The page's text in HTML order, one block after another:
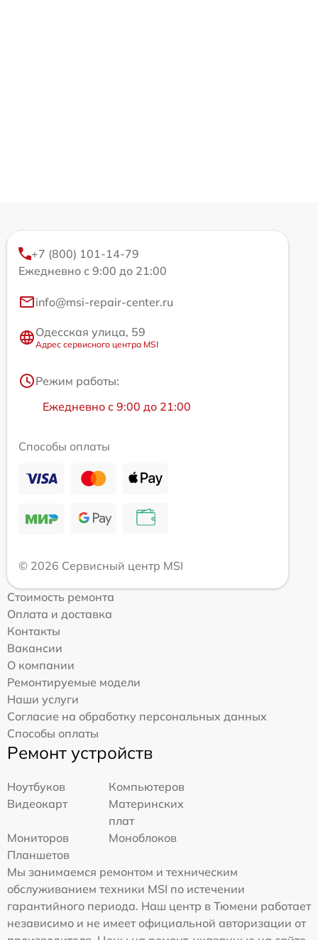
+7 (800) 101-14-79
Ежедневно с 9:00 до 21:00
info@msi-repair-center.ru
Одесская улица, 59
Адрес сервисного центра MSI
Режим работы:
Ежедневно с 9:00 до 21:00
Способы оплаты
© 2026 Сервисный центр MSI
Стоимость ремонта
Оплата и доставка
Контакты
Вакансии
О компании
Ремонтируемые модели
Наши услуги
Согласие на обработку персональных данных
Способы оплаты
Ремонт устройств
Ноутбуков
Компьютеров
Видеокарт
Материнских
плат
Мониторов
Моноблоков
Планшетов
Мы занимаемся ремонтом и техническим
обслуживанием техники MSI по истечении
гарантийного периода. Наш центр в Тюмени работает
независимо и не имеет официальной авторизации от